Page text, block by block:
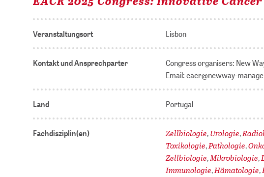
Veranstaltungsort Lisbon
Kontakt und Ansprechparter
Congress organisers: New
Email: eacr@newway-
Land Portugal
Fachdisziplin(en) Zellbiologie,Urologie,
Toxikologie,Pathologie,
Zellbiologie,Mikrobiologie,
Immunologie,Hämatologie,